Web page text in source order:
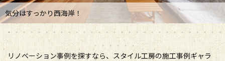
気分はすっかり西海岸！
リノベーション事例を探すなら、スタイル工房の施工事例ギャラ